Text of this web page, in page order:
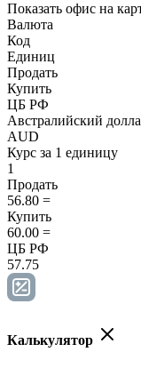
Показать офис на
Валюта
Код
Единиц
Продать
Купить
ЦБ РФ
Австралийский
AUD
Курс за 1 единицу
1
Продать
56.80 =
Купить
60.00 =
ЦБ РФ
57.75
Калькулятор